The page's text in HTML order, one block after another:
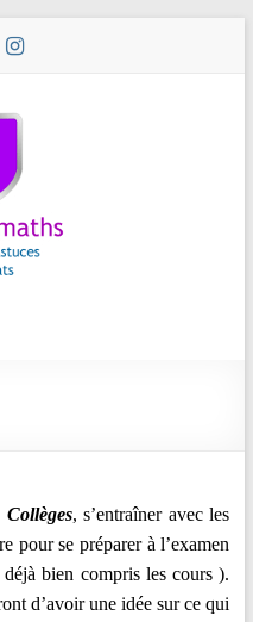
Collèges, s’entraîner avec les
pour se préparer à l’examen
bien compris les cours ).
d’avoir une idée sur ce qui